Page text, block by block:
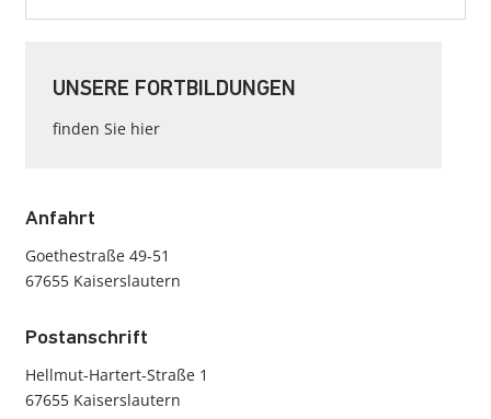
UNSERE FORTBILDUNGEN
finden Sie hier
Anfahrt
Goethestraße 49-51
67655 Kaiserslautern
Postanschrift
Hellmut-Hartert-Straße 1
67655 Kaiserslautern